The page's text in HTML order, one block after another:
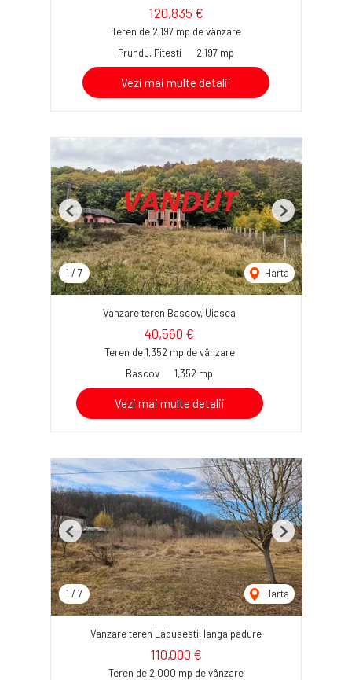
120,835 €
Teren de 2,197 mp de vânzare
Prundu, Pitesti
2,197 mp
Vezi mai multe detalii
1 / 7 Harta
Previous Next
Vanzare teren Bascov, Uiasca
40,560 €
Teren de 1,352 mp de vânzare
Bascov
1,352 mp
Vezi mai multe detalii
1 / 7 Harta
Previous Next
Vanzare teren Labusesti, langa padure
110,000 €
Teren de 2,000 mp de vânzare